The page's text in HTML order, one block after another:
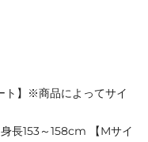
ト】※商品によってサイ
長153～158cm 【Mサイ